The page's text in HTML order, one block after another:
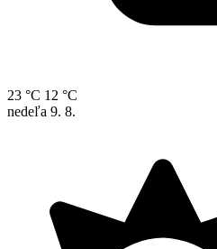
23 °C 12 °C
nedeľa 9. 8.